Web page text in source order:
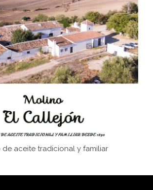
Ubrique, febrero-julio 1936
La alfabetización en el campo: del
a la autogestión
del poblado de Los Hurones
de aceite tradicional y familiar